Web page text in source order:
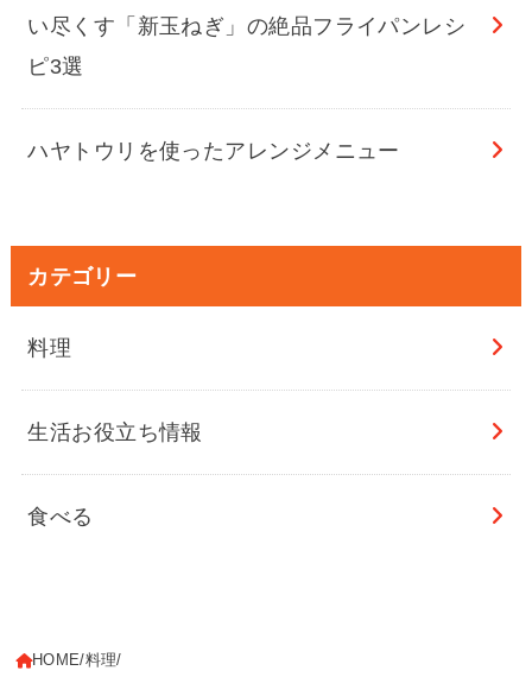
い尽くす「新玉ねぎ」の絶品フライパンレシ
ピ3選
ハヤトウリを使ったアレンジメニュー
カテゴリー
料理
生活お役立ち情報
食べる
HOME 料理